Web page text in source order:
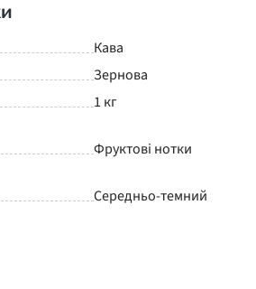
Кава
Зернова
1 кг
Фруктові нотки
Середньо-темний